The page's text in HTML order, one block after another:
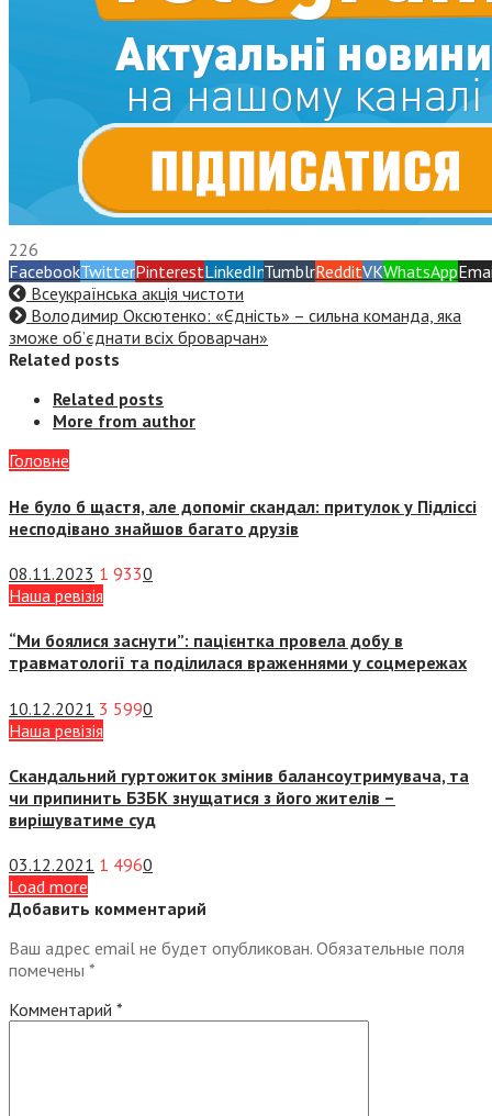
226
FacebookTwitterPinterestLinkedInTumblrRedditVKWhatsApp
Всеукраїнська акція чистоти
Володимир Оксютенко: «Єдність» – сильна команда, яка
зможе об’єднати всіх броварчан»
Related posts
Related posts
More from author
Головне
Не було б щастя, але допоміг скандал: притулок у Підліссі
несподівано знайшов багато друзів
08.11.2023 1 9330
Наша ревізія
“Ми боялися заснути”: пацієнтка провела добу в
травматології та поділилася враженнями у соцмережах
10.12.2021 3 5990
Наша ревізія
Скандальний гуртожиток змінив балансоутримувача, та
чи припинить БЗБК знущатися з його жителів –
вирішуватиме суд
03.12.2021 1 4960
Load more
Добавить комментарий
Ваш адрес email не будет опубликован. Обязательные поля
помечены *
Комментарий *